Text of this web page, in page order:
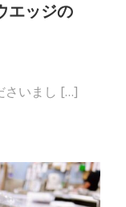
エッジの
さいまし […]